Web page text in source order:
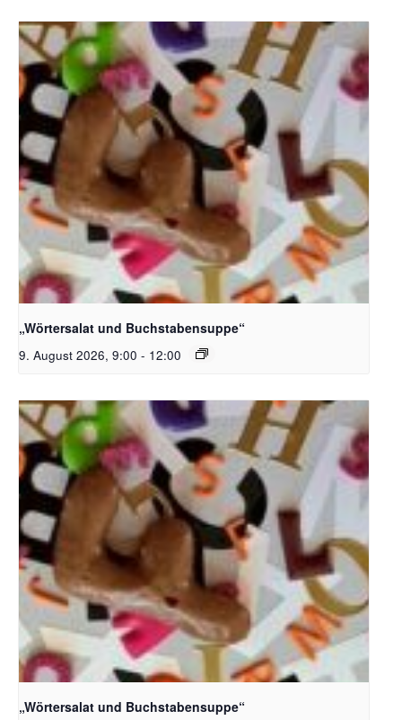
Bildquelle_ Pixabay Free_Christoph Meinersmann
„Wörtersalat und Buchstabensuppe“
9. August 2026, 9:00 - 12:00
Bildquelle_ Pixabay Free_Christoph Meinersmann
„Wörtersalat und Buchstabensuppe“